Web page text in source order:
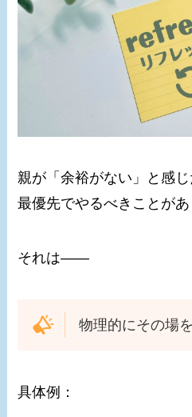
親が「余裕がない」と感じ
最優先でやるべきことがあ
それは――
物理的にその場
具体例：